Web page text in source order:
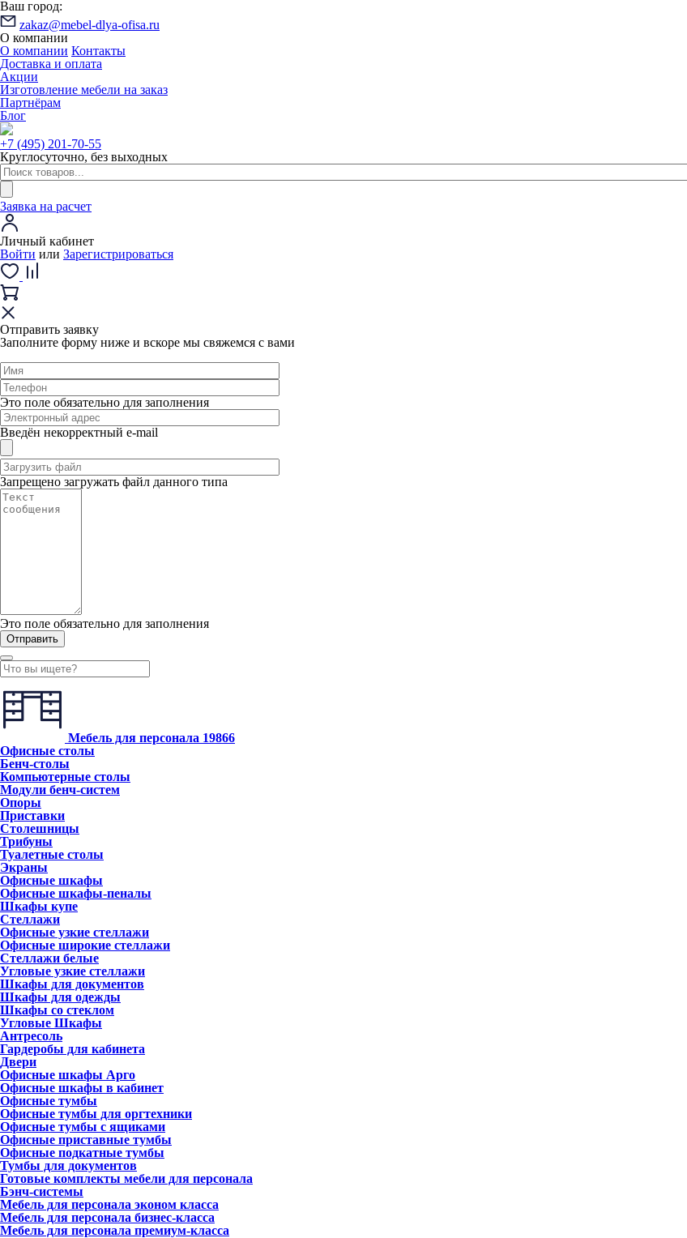
Ваш город:
zakaz@mebel-dlya-ofisa.ru
О компании
О компании Контакты
Доставка и оплата
Акции
Изготовление мебели на заказ
Партнёрам
Блог
+7 (495) 201-70-55
Круглосуточно, без выходных
Заявка на расчет
Личный кабинет
Войти или Зарегистрироваться
Отправить заявку
Заполните форму ниже и вскоре мы свяжемся с вами
Это поле обязательно для заполнения
Введён некорректный e-mail
Запрещено загружать файл данного типа
Это поле обязательно для заполнения
Мебель для персонала 19866
Офисные столы
Бенч-столы
Компьютерные столы
Модули бенч-систем
Опоры
Приставки
Столешницы
Трибуны
Туалетные столы
Экраны
Офисные шкафы
Офисные шкафы-пеналы
Шкафы купе
Стеллажи
Офисные узкие стеллажи
Офисные широкие стеллажи
Стеллажи белые
Угловые узкие стеллажи
Шкафы для документов
Шкафы для одежды
Шкафы со стеклом
Угловые Шкафы
Антресоль
Гардеробы для кабинета
Двери
Офисные шкафы Арго
Офисные шкафы в кабинет
Офисные тумбы
Офисные тумбы для оргтехники
Офисные тумбы с ящиками
Офисные приставные тумбы
Офисные подкатные тумбы
Тумбы для документов
Готовые комплекты мебели для персонала
Бэнч-системы
Мебель для персонала эконом класса
Мебель для персонала бизнес-класса
Мебель для персонала премиум-класса